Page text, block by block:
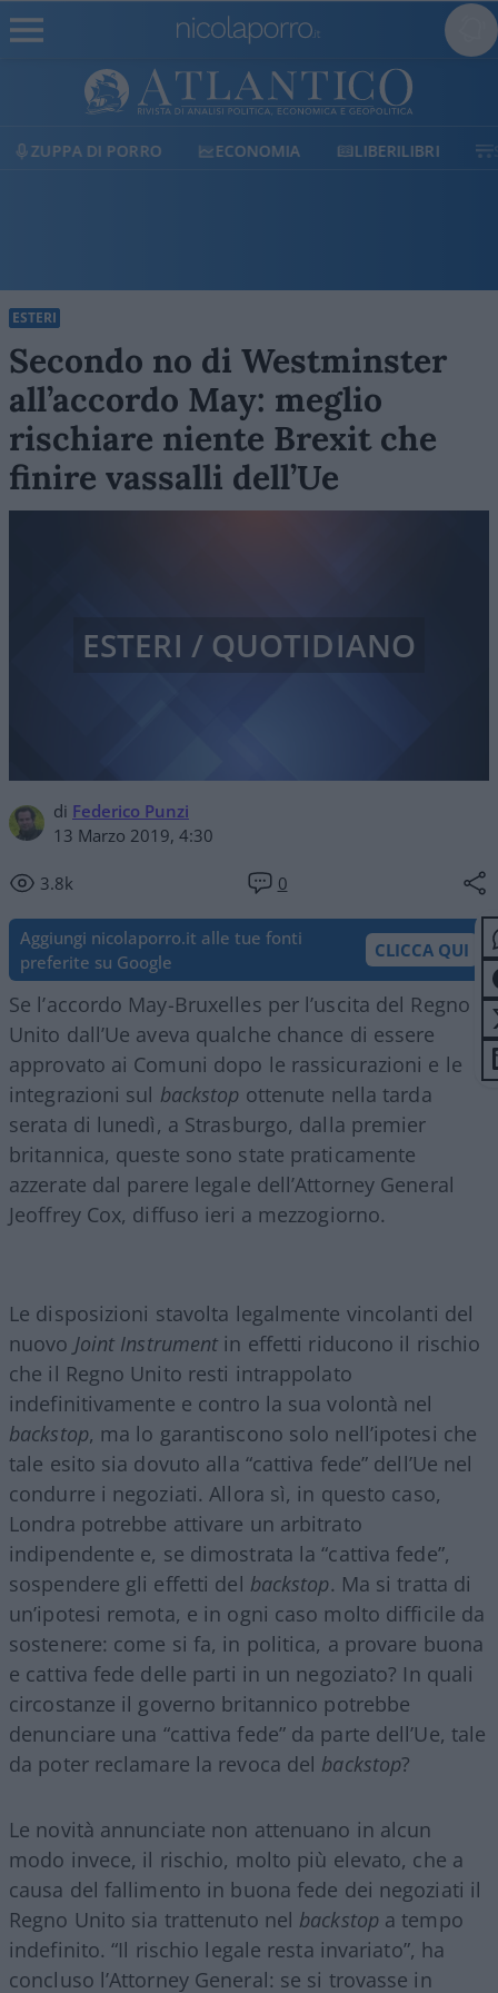
ECONOMIA LIBERILIBRI SHOP SOSTIENICI
ESTERI
Secondo no di Westminster
all’accordo May: meglio
rischiare niente Brexit che
finire vassalli dell’Ue
di Federico Punzi
13 Marzo 2019, 4:30
3.8k 0
ESTERI / QUOTIDIANO
Aggiungi nicolaporro.it alle tue fonti
preferite su Google
CLICCA QUI
Se l’accordo May-Bruxelles per l’uscita del Regno
Unito dall’Ue aveva qualche chance di essere
approvato ai Comuni dopo le rassicurazioni e le
integrazioni sul backstop ottenute nella tarda
serata di lunedì, a Strasburgo, dalla premier
britannica, queste sono state praticamente
azzerate dal parere legale dell’Attorney General
Jeoffrey Cox, diffuso ieri a mezzogiorno.
Le disposizioni stavolta legalmente vincolanti del
nuovo Joint Instrument in effetti riducono il rischio
che il Regno Unito resti intrappolato
indefinitivamente e contro la sua volontà nel
backstop, ma lo garantiscono solo nell’ipotesi che
tale esito sia dovuto alla “cattiva fede” dell’Ue nel
condurre i negoziati. Allora sì, in questo caso,
Londra potrebbe attivare un arbitrato
indipendente e, se dimostrata la “cattiva fede”,
sospendere gli effetti del backstop. Ma si tratta di
un’ipotesi remota, e in ogni caso molto difficile da
sostenere: come si fa, in politica, a provare buona
e cattiva fede delle parti in un negoziato? In quali
circostanze il governo britannico potrebbe
denunciare una “cattiva fede” da parte dell’Ue, tale
da poter reclamare la revoca del backstop?
Le novità annunciate non attenuano in alcun
modo invece, il rischio, molto più elevato, che a
causa del fallimento in buona fede dei negoziati il
Regno Unito sia trattenuto nel backstop a tempo
indefinito. “Il rischio legale resta invariato”, ha
concluso l’Attorney General: se si trovasse in